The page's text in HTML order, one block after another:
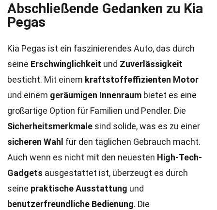
Abschließende Gedanken zu Kia
Pegas
Kia Pegas ist ein faszinierendes Auto, das durch
seine Erschwinglichkeit und Zuverlässigkeit
besticht. Mit einem kraftstoffeffizienten Motor
und einem geräumigen Innenraum bietet es eine
großartige Option für Familien und Pendler. Die
Sicherheitsmerkmale sind solide, was es zu einer
sicheren Wahl für den täglichen Gebrauch macht.
Auch wenn es nicht mit den neuesten High-Tech-
Gadgets ausgestattet ist, überzeugt es durch
seine praktische Ausstattung und
benutzerfreundliche Bedienung. Die